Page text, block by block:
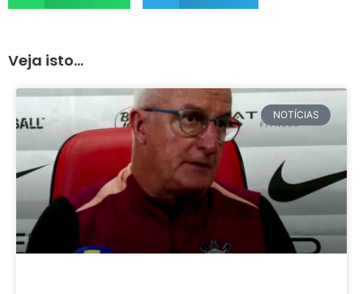
Veja isto...
NOTÍCIAS